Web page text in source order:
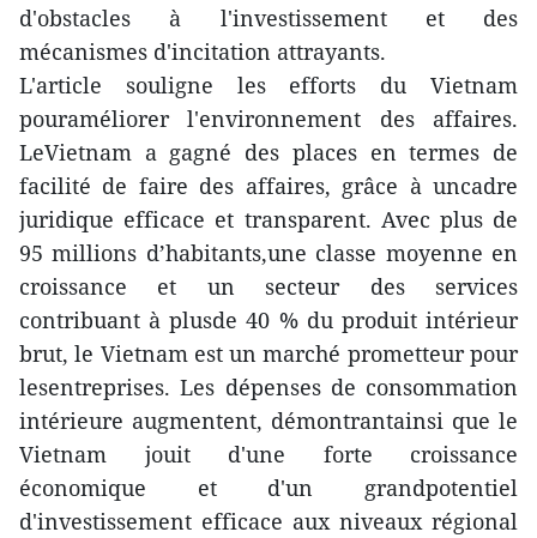
d'obstacles à l'investissement et des
mécanismes d'incitation attrayants.
L'article souligne les efforts du Vietnam
pouraméliorer l'environnement des affaires.
LeVietnam a gagné des places en termes de
facilité de faire des affaires, grâce à uncadre
juridique efficace et transparent. Avec plus de
95 millions d’habitants,une classe moyenne en
croissance et un secteur des services
contribuant à plusde 40 % du produit intérieur
brut, le Vietnam est un marché prometteur pour
lesentreprises. Les dépenses de consommation
intérieure augmentent, démontrantainsi que le
Vietnam jouit d'une forte croissance
économique et d'un grandpotentiel
d'investissement efficace aux niveaux régional